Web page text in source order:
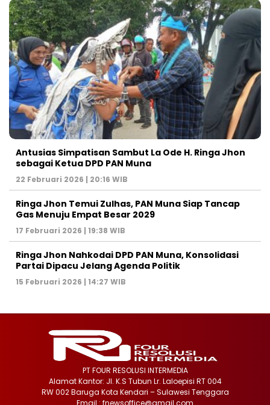
Antusias Simpatisan Sambut La Ode H. Ringa Jhon
sebagai Ketua DPD PAN Muna
22 Februari 2026 | 20:16 WIB
Ringa Jhon Temui Zulhas, PAN Muna Siap Tancap
Gas Menuju Empat Besar 2029
17 Februari 2026 | 19:38 WIB
Ringa Jhon Nahkodai DPD PAN Muna, Konsolidasi
Partai Dipacu Jelang Agenda Politik
15 Februari 2026 | 14:27 WIB
PT FOUR RESOLUSI INTERMEDIA
Alamat Kantor: Jl. K.S Tubun Lr. Laloepisi RT 004
RW 002 Baruga Kota Kendari – Sulawesi Tenggara
Email : fnewsoffice@gmail.com